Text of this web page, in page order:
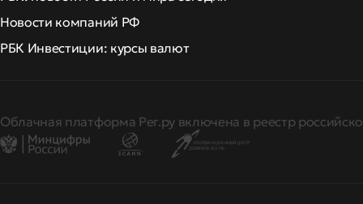
Новости компаний РФ
РБК Инвестиции: курсы валют
Облачная платформа Рег.ру включена в реестр